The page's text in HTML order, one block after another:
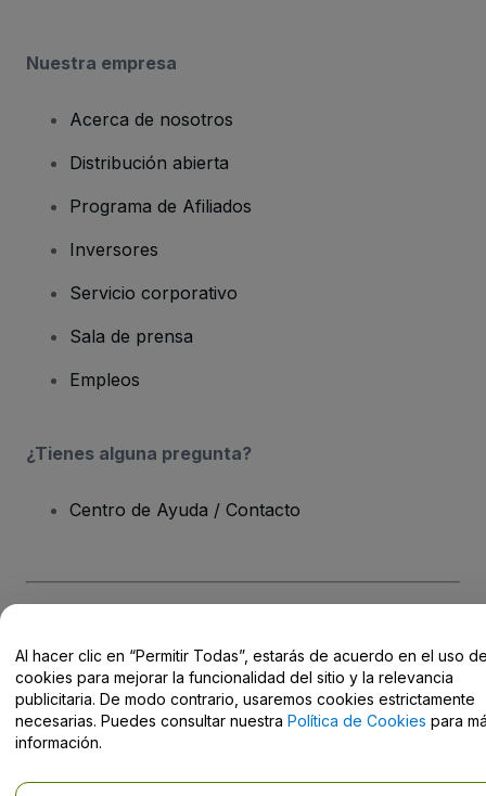
Nuestra empresa
Acerca de nosotros
Distribución abierta
Programa de Afiliados
Inversores
Servicio corporativo
Sala de prensa
Empleos
¿Tienes alguna pregunta?
Centro de Ayuda / Contacto
la Empresa
El uso de este sitio web constituye la aceptación de los
Términos y
Condiciones, de laPolítica de Privacidad , de laPolítica de Cookies
y de laPolítica de Privacidad para Móviles
No compartir mi información personal ni tus opciones de
Al hacer clic en “Permitir Todas”, estarás de acuerdo en el uso
cookies para mejorar la funcionalidad del sitio y la relevancia
publicitaria. De modo contrario, usaremos cookies estrictamente
necesarias. Puedes consultar nuestra Política de Cookies para
información.